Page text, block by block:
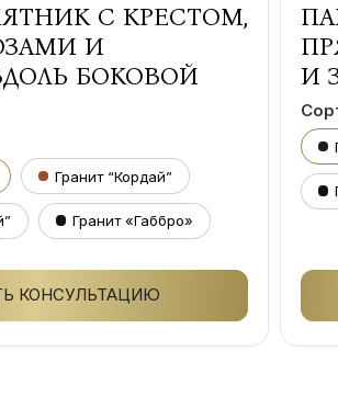
С КРЕСТОМ,
И
БОКОВОЙ
Гранит “Кордай”
Гранит «Габбро»
КОНСУЛЬТАЦИЮ
И